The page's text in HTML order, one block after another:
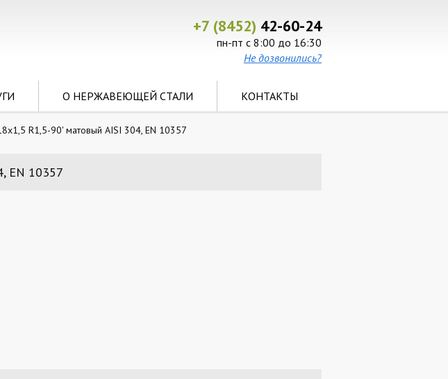
+7 (8452) 42-60-24
пн-пт с 8:00 до 16:30
Не дозвонились?
О НЕРЖАВЕЮЩЕЙ СТАЛИ КОНТАКТЫ
R1,5-90' матовый AISI 304, EN 10357
10357